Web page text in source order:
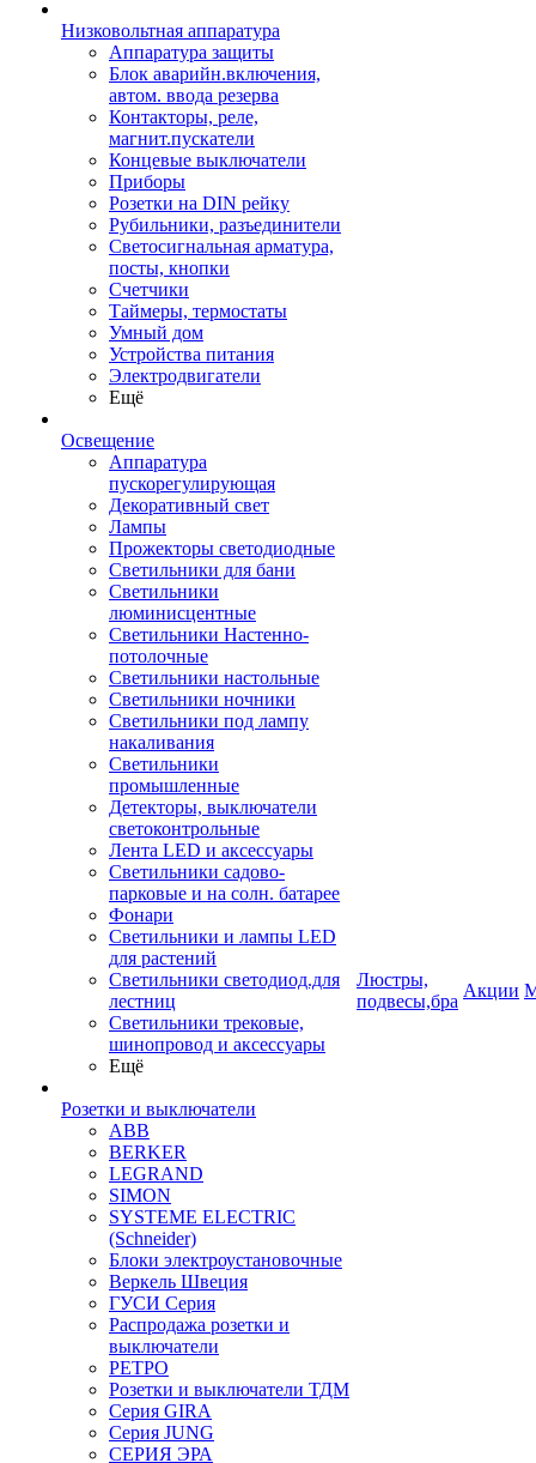
Низковольтная аппаратура
Аппаратура защиты
Блок аварийн.включения,
автом. ввода резерва
Контакторы, реле,
магнит.пускатели
Концевые выключатели
Приборы
Розетки на DIN рейку
Рубильники, разъединители
Светосигнальная арматура,
посты, кнопки
Счетчики
Таймеры, термостаты
Умный дом
Устройства питания
Электродвигатели
Ещё
Освещение
Аппаратура
пускорегулирующая
Декоративный свет
Лампы
Прожекторы светодиодные
Светильники для бани
Светильники
люминисцентные
Светильники Настенно-
потолочные
Светильники настольные
Светильники ночники
Светильники под лампу
накаливания
Светильники
промышленные
Детекторы, выключатели
светоконтрольные
Лента LED и аксессуары
Светильники садово-
парковые и на солн. батарее
Фонари
Светильники и лампы LED
для растений
Светильники светодиод.для
лестниц
Светильники трековые,
шинопровод и аксессуары
Ещё
Розетки и выключатели
ABB
BERKER
LEGRAND
SIMON
SYSTEME ELECTRIC
(Schneider)
Блоки электроустановочные
Веркель Швеция
ГУСИ Серия
Распродажа розетки и
выключатели
РЕТРО
Розетки и выключатели ТДМ
Серия GIRA
Серия JUNG
СЕРИЯ ЭРА
Люстры,
подвесы,бра
Акции